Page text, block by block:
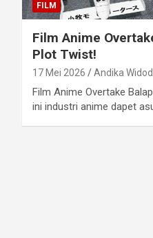
FILM
Film Anime
Plot Twist!
17 Mei 2026 Andika
Film Anime Overtake
ini industri anime dapet